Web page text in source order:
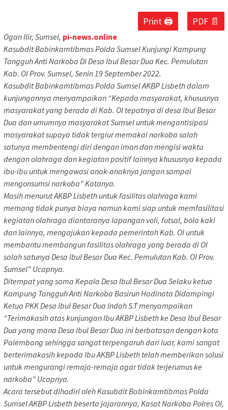
Print 🖨 PDF 📄
Ogan Ilir, Sumsel, pi-news.online
Kasubdit Babinkamtibmas Polda Sumsel Kunjungi Kampung
Tangguh Anti Narkoba Di Desa Ibul Besar Dua Kec. Pemulutan
Kab. OI Prov. Sumsel, Senin 19 September 2022.
Kasubdit Babinkamtibmas Polda Sumsel AKBP Lisbeth dalam
kunjungannya menyampaikan “Kepada masyarakat, khususnya
masyarakat yang berada di Kab. OI tepatnya di desa Ibul Besar
Dua dan umumnya masyarakat Sumsel untuk mengantisipasi
masyarakat supaya tidak tergiur memakai narkoba salah
satunya membentengi diri dengan iman dan mengisi waktu
dengan olahraga dan kegiatan positif lainnya khususnya kepada
ibu-ibu untuk mengawasi anak-anaknya jangan sampai
mengonsumsi narkoba” Katanya.
Masih menurut AKBP Lisbeth untuk fasilitas olahraga kami
memang tidak punya biaya namun kami siap untuk memfasilitasi
kegiatan olahraga diantaranya lapangan voli, futsal, bola kaki
dan lainnya, mengajukan kepada pemerintah Kab. OI untuk
membantu membangun fasilitas olahraga yang berada di OI
salah satunya Desa Ibul Besar Dua Kec. Pemulutan Kab. OI Prov.
Sumsel” Ucapnya.
Ditempat yang sama Kepala Desa Ibul Besar Dua Selaku ketua
Kampung Tangguh Anti Narkoba Basirun Hadinata Didampingi
Ketua PKK Desa Ibul Besar Dua Indah S.T menyampaikan
“Terimakasih atas kunjungan Ibu AKBP Lisbeth ke Desa Ibul Besar
Dua yang mana Desa Ibul Besar Dua ini berbatasan dengan kota
Palembang sehingga sangat terpengaruh dari luar, kami sangat
berterimakasih kepada Ibu AKBP Lisbeth telah memberikan solusi
untuk mengurangi remaja-remaja agar tidak terjerumus ke
narkoba” Ucapnya.
Acara tersebut dihadiri oleh Kasubdit Babinkamtibmas Polda
Sumsel AKBP Lisbeth beserta jajarannya, Kasat Narkoba Polres OI,